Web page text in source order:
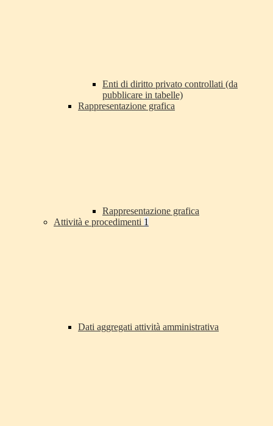
Enti di diritto privato controllati (da
pubblicare in tabelle)
Rappresentazione grafica
Rappresentazione grafica
Attività e procedimenti 1
Dati aggregati attività amministrativa